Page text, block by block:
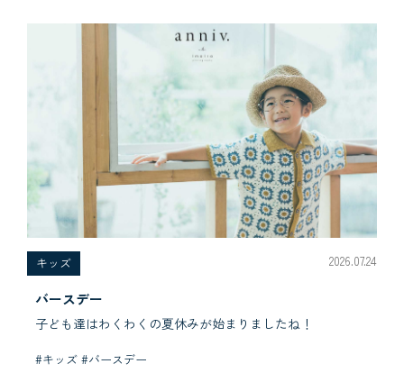
キッズ 2026.07.24
バースデー
子ども達はわくわくの夏休みが始まりましたね！
#キッズ #バースデー